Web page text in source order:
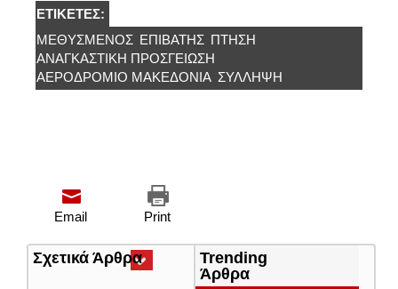
ΕΤΙΚΈΤΕΣ:
ΜΕΘΥΣΜΈΝΟΣ ΕΠΙΒΆΤΗΣ ΠΤΉΣΗ
ΑΝΑΓΚΑΣΤΙΚΉ ΠΡΟΣΓΕΊΩΣΗ
ΑΕΡΟΔΡΌΜΙΟ ΜΑΚΕΔΟΝΊΑ ΣΎΛΛΗΨΗ
Print
Email
Σχετικά Άρθρα(ενεργή
καρτέλα)
Trending
Άρθρα